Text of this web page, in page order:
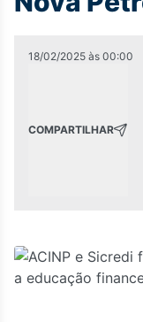
18/02/2025 às 00:00
COMPARTILHAR